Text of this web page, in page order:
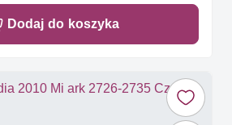
Dodaj do koszyka